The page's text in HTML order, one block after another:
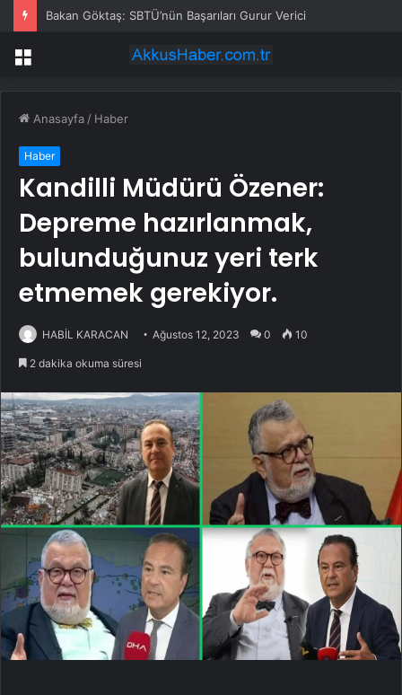
Bakan Göktaş: SBTÜ’nün Başarıları Gurur Verici
Menü
Anasayfa / Haber
Haber
Kandilli Müdürü Özener:
Depreme hazırlanmak,
bulunduğunuz yeri terk
etmemek gerekiyor.
HABİL KARACAN Ağustos 12, 2023 0 10
2 dakika okuma süresi